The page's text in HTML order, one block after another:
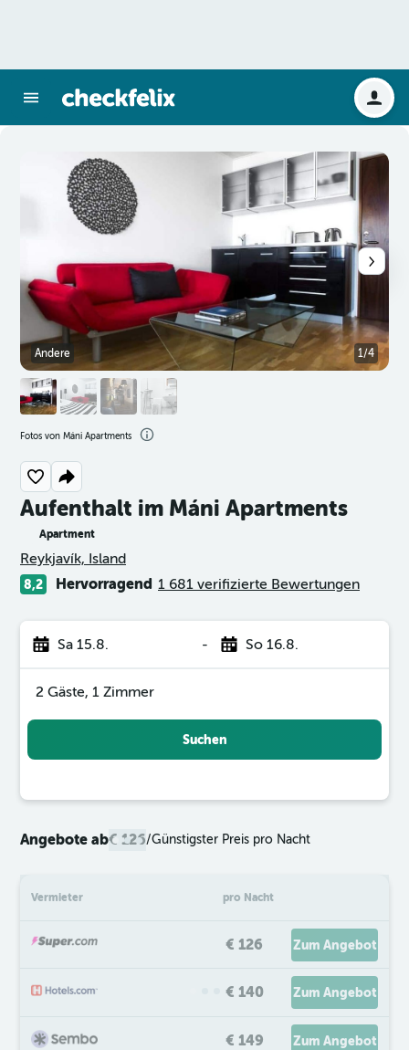
Aufenthalt im Máni Apartments
Apartment
Bewertungskategorie 0
Reykjavík, Island
8,2 Hervorragend 1 681 verifizierte Bewertungen
Sa 15.8. - So 16.8.
2 Gäste, 1 Zimmer
Suchen
Angebote ab€ 126/Günstigster Preis pro Nacht
Vermieter pro Nacht
€ 126 Zum Angebot
€ 140 Zum Angebot
€ 149 Zum Angebot
Andere 1/4
Fotos von Máni Apartments